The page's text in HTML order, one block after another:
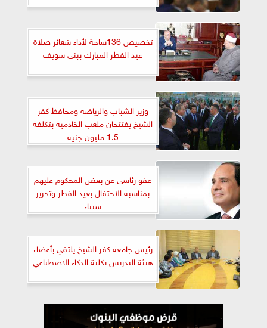
تخصيص 136ساحة لأداء شعائر صلاة
عيد الفطر المبارك ببنى سويف
وزير الشباب والرياضة ومحافظ كفر
الشيخ يفتتحان ملعب الخادمية بتكلفة
1.5 مليون جنيه
عفو رئاسى عن بعض المحكوم عليهم
بمناسبة الاحتفال بعيد الفطر وتحرير
سيناء
رئيس جامعة كفر الشيخ يلتقي بأعضاء
هيئة التدريس بكلية الذكاء الاصطناعي